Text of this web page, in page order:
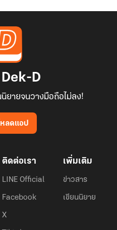
D
ยายจนวางมือถือไม่ลง!
ลดแอป
ติดต่อเรา
LINE Official
Facebook
X
เพิ่มเติม
ข่าวสาร
เขียนนิยาย